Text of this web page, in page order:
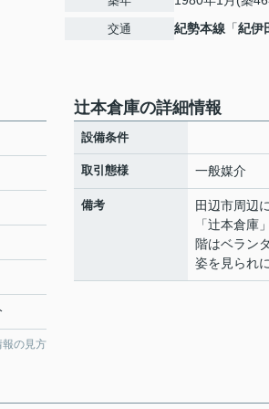
交通 紀勢本線 「紀伊
報の見方
辻本倉庫の詳細情報
設備条件
取引態様 一般媒介
備考
田辺市周辺
「辻本倉庫
階はベラン
姿を見られ